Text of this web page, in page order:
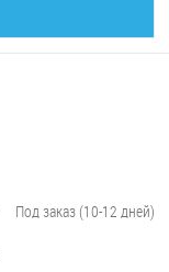
Под заказ (10-12 дней)